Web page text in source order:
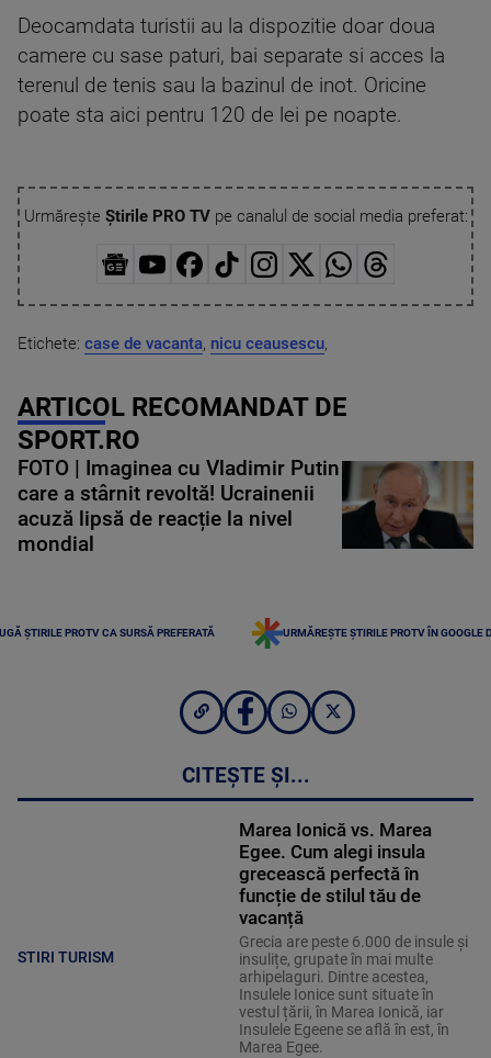
Deocamdata turistii au la dispozitie doar doua
camere cu sase paturi, bai separate si acces la
terenul de tenis sau la bazinul de inot. Oricine
poate sta aici pentru 120 de lei pe noapte.
Urmărește Știrile PRO TVpe canalul de social media preferat:
Etichete: case de vacanta, nicu ceausescu,
ARTICOL RECOMANDAT DE
SPORT.RO
FOTO | Imaginea cu Vladimir Putin
care a stârnit revoltă! Ucrainenii
acuză lipsă de reacție la nivel
mondial
ȘTIRILE PROTV CA SURSĂ PREFERATĂ URMĂREȘTE ȘTIRILE PROTV ÎN GOOGLE
CITEȘTE ȘI...
STIRI TURISM
Marea Ionică vs. Marea
Egee. Cum alegi insula
grecească perfectă în
funcție de stilul tău de
vacanță
Grecia are peste 6.000 de insule și
insulițe, grupate în mai multe
arhipelaguri. Dintre acestea,
Insulele Ionice sunt situate în
vestul țării, în Marea Ionică, iar
Insulele Egeene se află în est, în
Marea Egee.